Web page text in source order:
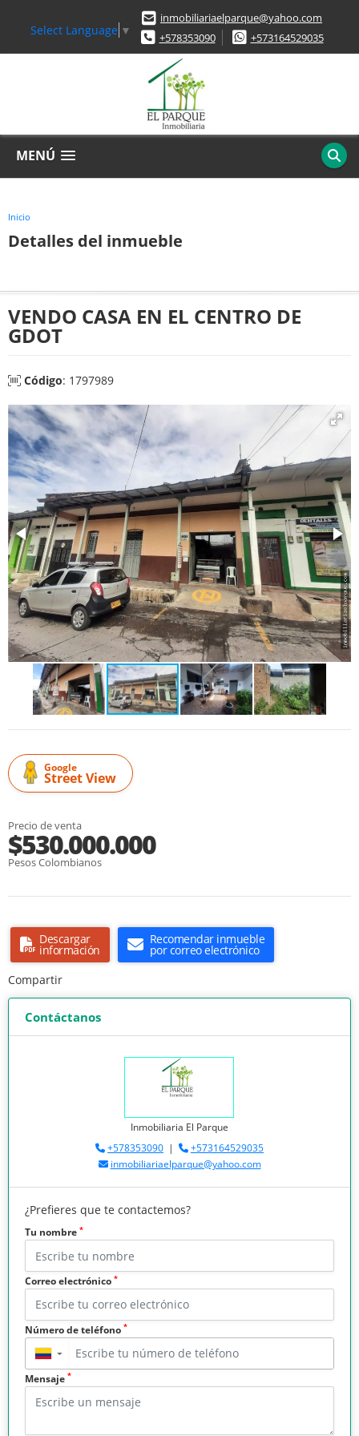
Select Language ▼
inmobiliariaelparque@yahoo.com
+578353090
+573164529035
MENÚ
Inicio
Detalles del inmueble
VENDO CASA EN EL CENTRO DE
GDOT
Código: 1797989
Google
Street View
Precio de venta
$530.000.000
Pesos Colombianos
Descargar
información
Recomendar inmueble
por correo electrónico
Compartir
Contáctanos
Inmobiliaria El Parque
+578353090 |
+573164529035
inmobiliariaelparque@yahoo.com
¿Prefieres que te contactemos?
Tu nombre *
Correo electrónico *
Número de teléfono *
▼
Mensaje *